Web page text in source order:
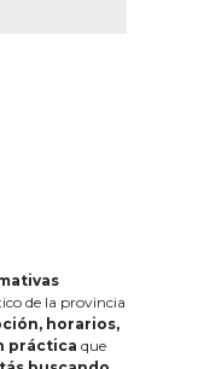
de la provincia
horarios,
práctica que